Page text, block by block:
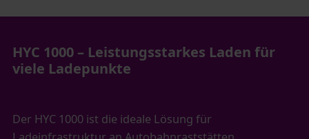
HYC 1000 – Leistungsstarkes Laden für
viele Ladepunkte
Der HYC 1000 ist die ideale Lösung für